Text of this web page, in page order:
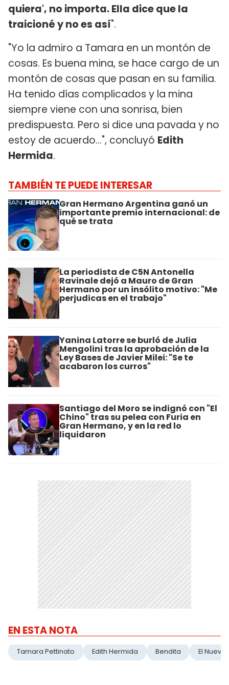
quiera', no importa. Ella dice que la
traicioné y no es así".
"Yo la admiro a Tamara en un montón de
cosas. Es buena mina, se hace cargo de un
montón de cosas que pasan en su familia.
Ha tenido días complicados y la mina
siempre viene con una sonrisa, bien
predispuesta. Pero si dice una pavada y no
estoy de acuerdo...", concluyó Edith
Hermida.
TAMBIÉN TE PUEDE INTERESAR
Gran Hermano Argentina ganó un
importante premio internacional: de
qué se trata
La periodista de C5N Antonella
Ravinale dejó a Mauro de Gran
Hermano por un insólito motivo: "Me
perjudicas en el trabajo"
Yanina Latorre se burló de Julia
Mengolini tras la aprobación de la
Ley Bases de Javier Milei: "Se te
acabaron los curros"
Santiago del Moro se indignó con "El
Chino" tras su pelea con Furia en
Gran Hermano, y en la red lo
liquidaron
EN ESTA NOTA
Tamara Pettinato Edith Hermida Bendita El Nueve